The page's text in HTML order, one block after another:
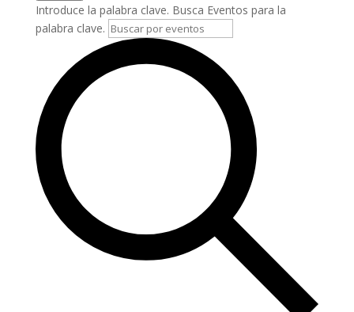
Introduce la palabra clave. Busca Eventos para la
palabra clave.